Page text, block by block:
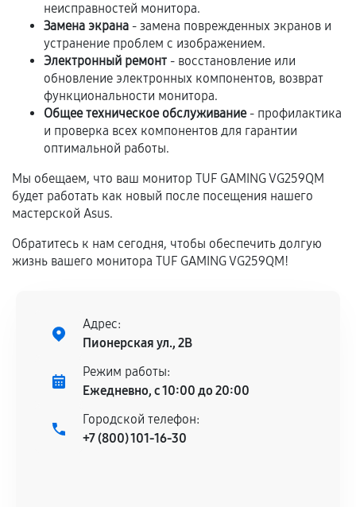
Гарантия на выполненные работы может
сохраняться полностью или частично, если
соблюдены следующие условия:
Предоставленные детали подходят по
техническим параметрам и не имеют внешних
дефектов.
Установка была выполнена нашим сервисным
При этом гарантия на сами комплектующие
остается на стороне производителя или
продавца. За качество сторонних деталей
сервисный центр ответственности не несет.
неисправностей монитора.
Замена экрана - замена поврежденных экранов и
устранение проблем с изображением.
Электронный ремонт - восстановление или
обновление электронных компонентов, возврат
функциональности монитора.
Общее техническое обслуживание- профилактика
и проверка всех компонентов для гарантии
оптимальной работы.
Мы обещаем, что ваш монитор TUF GAMING VG259QM
будет работать как новый после посещения нашего
мастерской Asus.
Обратитесь к нам сегодня, чтобы обеспечить долгую
жизнь вашего монитора TUF GAMING VG259QM!
Адрес:
Пионерская ул., 2В
Режим работы:
Ежедневно, с 10:00 до 20:00
Городской телефон:
+7 (800) 101-16-30